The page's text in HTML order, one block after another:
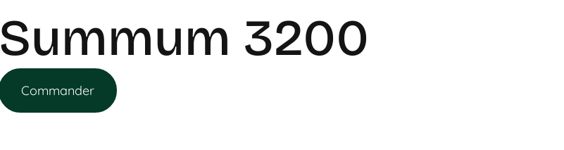
Summum 3200
Commander